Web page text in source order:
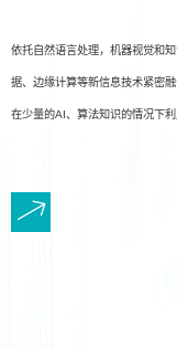
依托自然语言处理，机器视觉和
据、边缘计算等新信息技术紧密
在少量的AI、算法知识的情况下